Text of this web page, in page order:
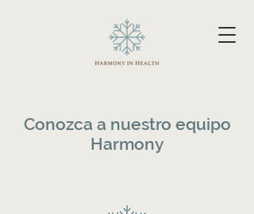
Conozca a nuestro equipo
Harmony